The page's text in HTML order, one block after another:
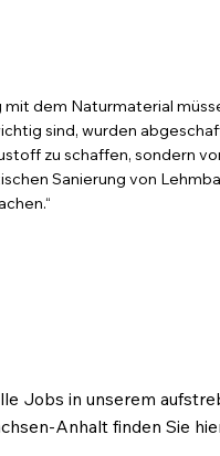
dem Naturmaterial
sind, wurden
zu schaffen, sondern
Sanierung von
Jobs in unserem
Anhalt finden Sie